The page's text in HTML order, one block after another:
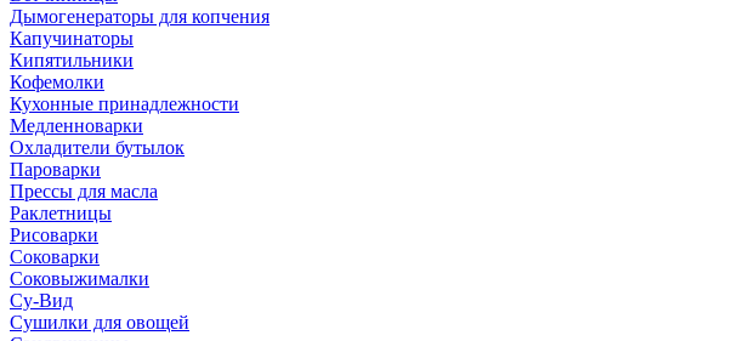
Дымогенераторы для копчения
Капучинаторы
Кипятильники
Кофемолки
Кухонные принадлежности
Медленноварки
Охладители бутылок
Пароварки
Прессы для масла
Раклетницы
Рисоварки
Соковарки
Соковыжималки
Су-Вид
Сушилки для овощей